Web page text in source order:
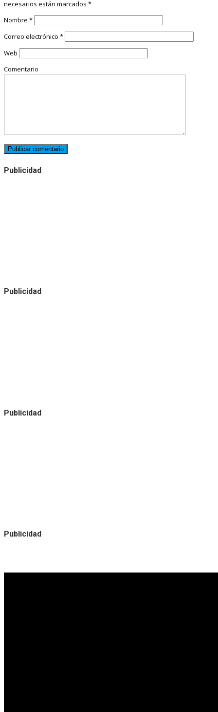
necesarios están marcados *
Nombre *
Correo electrónico *
Web
Comentario
Publicidad
Publicidad
Publicidad
Publicidad